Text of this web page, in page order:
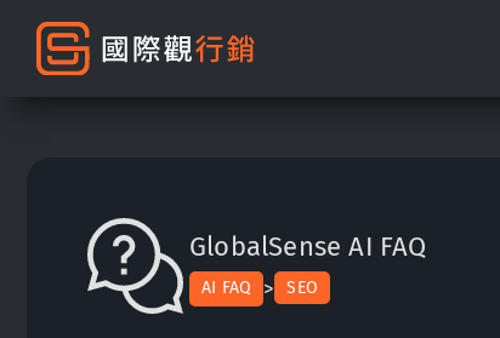
GlobalSense AI FAQ
AI FAQ > SEO